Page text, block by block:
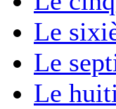
Le
Le
Le